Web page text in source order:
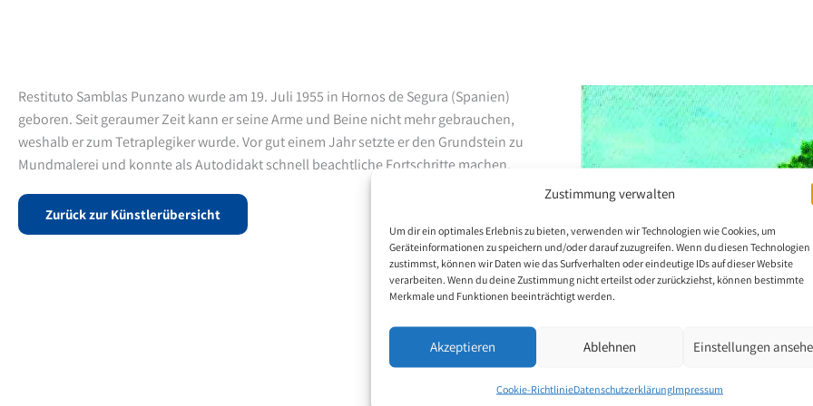
Zustimmung verwalten
Um dir ein optimales Erlebnis zu bieten, verwenden wir Technologien wie Cookies, um
Geräteinformationen zu speichern und/oder darauf zuzugreifen. Wenn du diesen Technologien
zustimmst, können wir Daten wie das Surfverhalten oder eindeutige IDs auf dieser Website
verarbeiten. Wenn du deine Zustimmung nicht erteilst oder zurückziehst, können bestimmte
Merkmale und Funktionen beeinträchtigt werden.
Akzeptieren Ablehnen Einstellungen
Cookie-RichtlinieDatenschutzerklärungImpressum
Restituto Samblas Punzano wurde am 19. Juli 1955 in Hornos de Segura (Spanien)
geboren. Seit geraumer Zeit kann er seine Arme und Beine nicht mehr gebrauchen,
weshalb er zum Tetraplegiker wurde. Vor gut einem Jahr setzte er den Grundstein zu
Mundmalerei und konnte als Autodidakt schnell beachtliche Fortschritte machen.
Zurück zur Künstlerübersicht